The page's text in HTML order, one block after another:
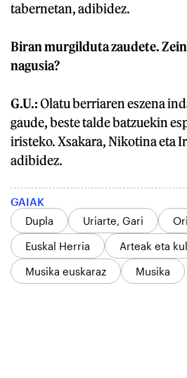
tabernetan, adibidez.
Biran murgilduta zaudete.
nagusia?
G.U.:Olatu berriaren eszena
gaude, beste talde batzuekin
iristeko. Xsakara, Nikotina eta
adibidez.
GAIAK
Dupla
Uriarte, Gari
Euskal Herria
Arteak eta
Musika euskaraz
Musika